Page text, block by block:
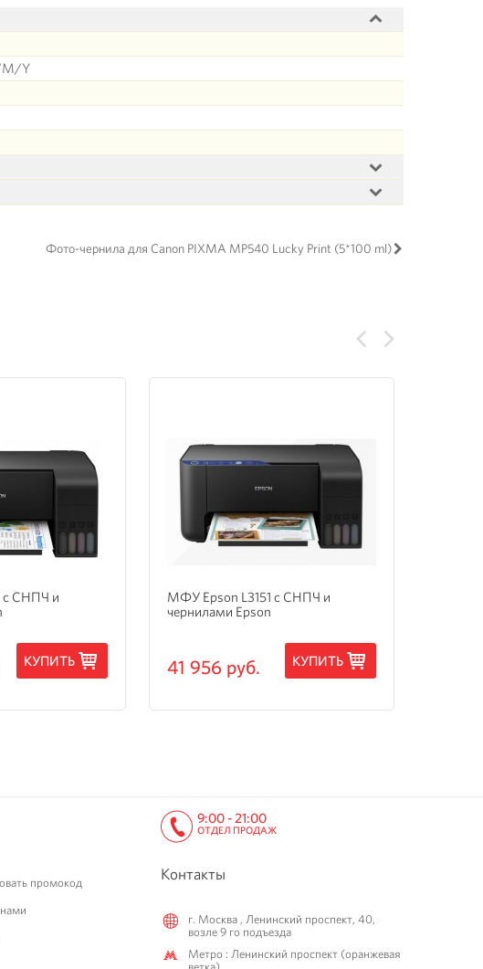
M/Y
Фото-чернила для Canon PIXMA MP540 Lucky Print (5*100 ml)
с СНПЧ и
КУПИТЬ
МФУ Epson L3151 с СНПЧ и
чернилами Epson
41 956 руб. КУПИТЬ
промокод
9:00 - 21:00
ОТДЕЛ ПРОДАЖ
Контакты
г. Москва , Ленинский проспект, 40,
возле 9 го подъезда
Метро : Ленинский проспект (оранжевая